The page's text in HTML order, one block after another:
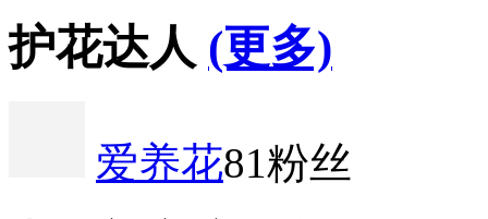
护花达人 (更多)
爱养花81粉丝